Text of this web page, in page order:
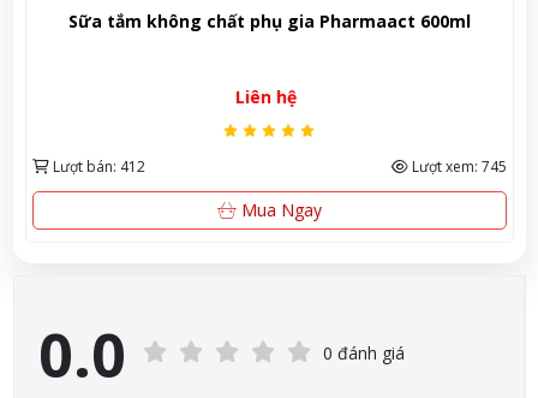
745
Xà phòng tắm trắng Kao White 130g – Trải nghiệm
35,000đ
Lượt bán: 617 Lượt xem:
Xem Ngay
0.0 0 đánh giá